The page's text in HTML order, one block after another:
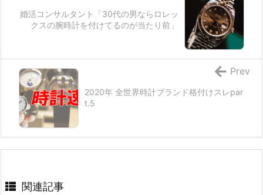
婚活コンサルタント「30代の男ならロレッ
クスの腕時計を付けてるのが当たり前」
2020年 全世界時計ブランド格付けスレpar
t.5
Prev
関連記事